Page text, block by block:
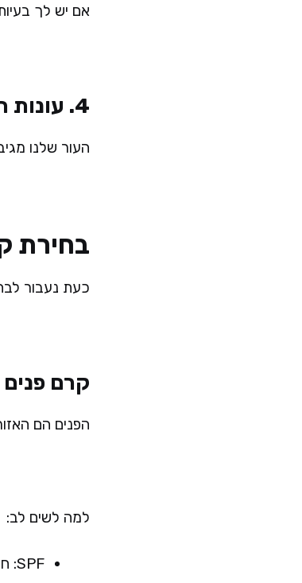
אם יש לך
4. עונות השנה
העור שלנו
בחירת
כעת נעבור
קרם פנים
הפנים הם
למה לשים לב:
SPF: חשוב לבחור קרם יום עם מקדם הגנה מהשמש.